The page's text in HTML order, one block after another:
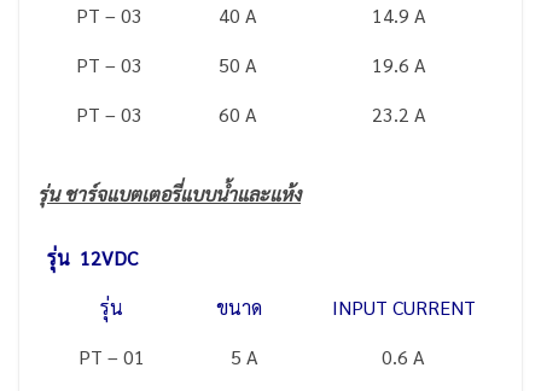
PT – 03
40 A
14.9 A
PT – 03
50 A
19.6 A
PT – 03
60 A 23.2 A
รุ่น ชาร์จแบตเตอรี่แบบน้ำและแห้ง
รุ่น 12VDC
รุ่น
ขนาด
INPUT CURRENT
PT – 01
5 A
0.6 A